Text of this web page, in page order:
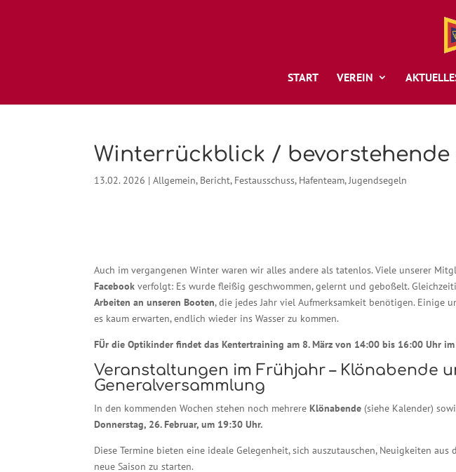
START VEREIN
Winterrückblick / bevorstehende
13.02. 2026 |Allgemein, Bericht, Festausschuss, Hafenteam,Jugendsegeln
Auch im vergangenen Winter waren wir alles andere als tatenlos. Viele unserer
Facebook verfolgt: Es wurde fleißig geschwommen, gelernt und geboßelt.
Arbeiten an unseren Booten, die jedes Jahr viel Aufmerksamkeit benötigen. Einige
es kaum erwarten, endlich wieder ins Wasser zu kommen.
FÜr die Optikinder findet das Kentertraining am 8. März von 14:00 bis 16:00 Uhr
Veranstaltungen im Frühjahr – Klönabende
Generalversammlung
In den kommenden Wochen stehen noch mehrereKlönabende (siehe Kalender)
Donnerstag, 26. Februar, um 19:30 Uhr.
Diese Termine bieten eine ideale Gelegenheit, sich auszutauschen, Neuigkeiten
neue Saison zu starten.